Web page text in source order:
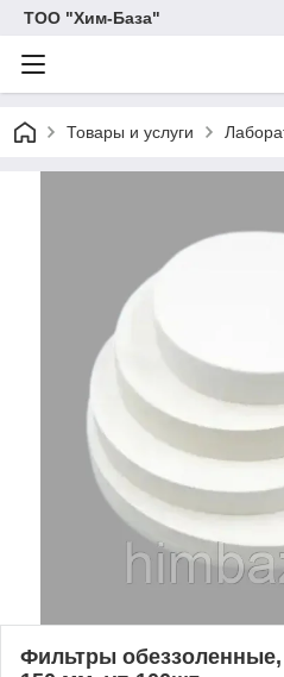
ТОО "Хим-База"
Товары и услуги
Фильтры